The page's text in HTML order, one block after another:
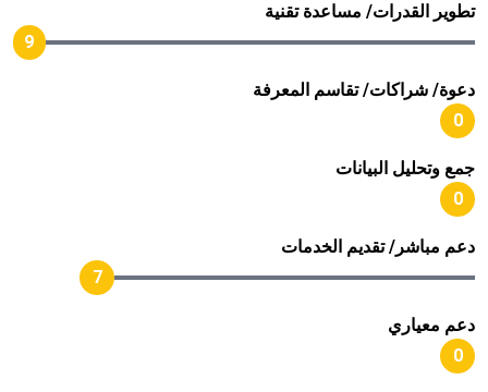
تطوير القدرات/ مساعدة تقنية
9
دعوة/ شراكات/ تقاسم المعرفة
0
جمع وتحليل البيانات
0
دعم مباشر/ تقديم الخدمات
7
دعم معياري
0